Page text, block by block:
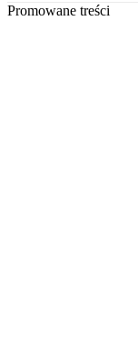
Promowane treści